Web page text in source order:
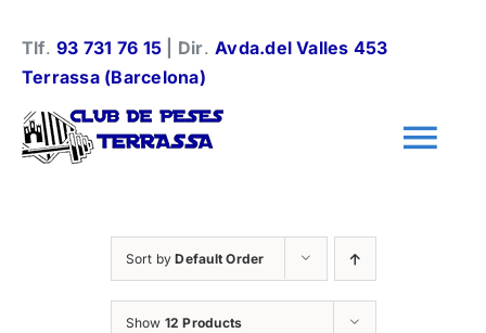
content
Tlf.93 731 76 15 | Dir. Avda.del Valles 453
Terrassa (Barcelona)
Sort byDefault Order
Show 12 Products